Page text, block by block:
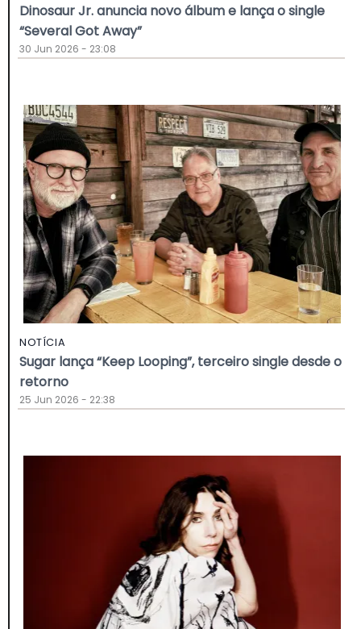
Dinosaur Jr. anuncia novo álbum e lança o single
“Several Got Away”
30 Jun 2026 - 23:08
NOTÍCIA
Sugar lança “Keep Looping”, terceiro single desde o
retorno
25 Jun 2026 - 22:38